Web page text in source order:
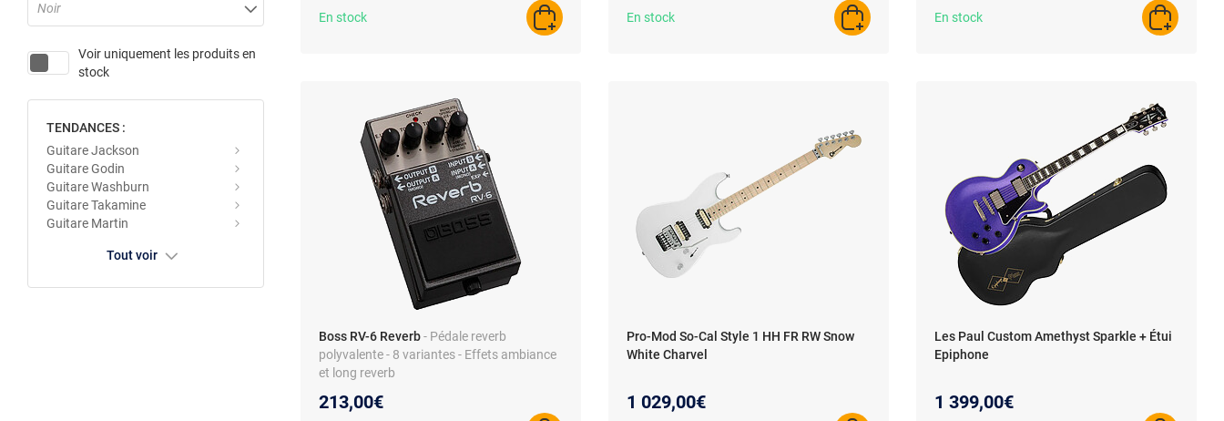
Noir
Voir uniquement les produits en
stock
TENDANCES :
Guitare Jackson
Guitare Godin
Guitare Washburn
Guitare Takamine
Guitare Martin
Tout voir
En stock
AJOUTER AU PANIER
En stock
AJOUTER AU PANIER
En stock
AJOUTER
Boss RV-6 Reverb- Pédale reverb
polyvalente - 8 variantes - Effets ambiance
et long reverb
213,00€
Pro-Mod So-Cal Style 1 HH FR RW Snow
White Charvel
1 029,00€
Les Paul Custom Amethyst Sparkle + Étui
Epiphone
1 399,00€